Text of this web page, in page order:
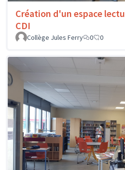
Création d'un espace
CDI
Collège Jules Ferry
0 0